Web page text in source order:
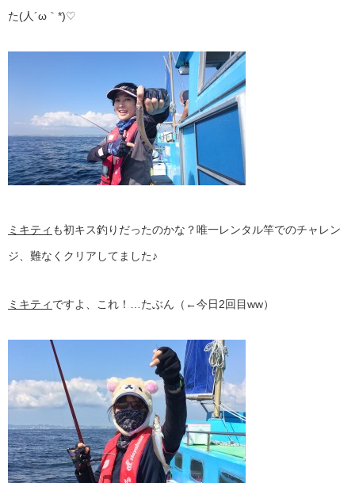
た(人´ω｀*)♡
ミキティ も初キス釣りだったのかな？唯一レンタル竿でのチャレン
ジ、難なくクリアしてました♪
ミキティ ですよ、これ！…たぶん（←今日2回目ww）